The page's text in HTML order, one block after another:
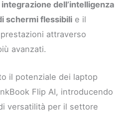
integrazione dell’intelligenza
schermi flessibili e il
attraverso
avanzati.
il potenziale dei laptop
Flip AI, introducendo
versatilità per il settore